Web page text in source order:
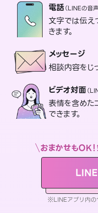
電話（LINEの音
文字では伝え
きます。
メッセージ
相談内容をじ
ビデオ対面（
表情を含めた
できます。
おまかせもOK
※LINEアプリ内の